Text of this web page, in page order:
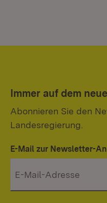
Immer auf dem
Abonnieren Sie den
Landesregierung.
E-Mail zur Newsletter-